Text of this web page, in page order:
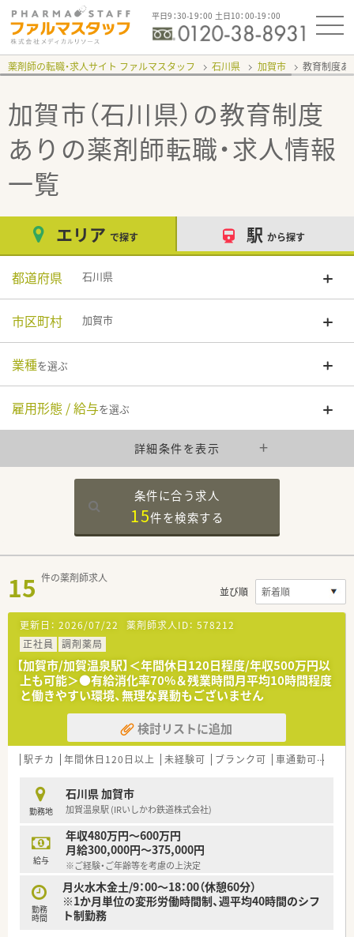
平日9：30-19：00 土日10：00-19：00
薬剤師の転職・求人サイト ファルマスタッフ 石川県 加賀市 教育制度
加賀市（石川県）の教育制度
あり の薬剤師転職・求人情報
一覧
エリア で探す 駅 から探す
都道府県 石川県
市区町村 加賀市
業種を選ぶ
雇用形態 / 給与を選ぶ
詳細条件を表示
条件に合う求人
15件を検索する
15 件の薬剤師求人
並び順
更新日： 2026/07/22 薬剤師求人ID： 578212
正社員
調剤薬局
【加賀市/加賀温泉駅】＜年間休日120日程度/年収500万円以
上も可能＞●有給消化率70%＆残業時間月平均10時間程度
と働きやすい環境、無理な異動もございません
検討リストに追加
駅チカ 年間休日120日以上 未経験可 ブランク可 車通勤可
勤務地
石川県 加賀市
加賀温泉駅 (IRいしかわ鉄道株式会社)
給与
年収480万円～600万円
月給300,000円～375,000円
※ご経験・ご年齢等を考慮の上決定
勤務
時間
月火水木金土/9：00～18：00（休憩60分）
※1か月単位の変形労働時間制、週平均40時間のシフ
ト制勤務